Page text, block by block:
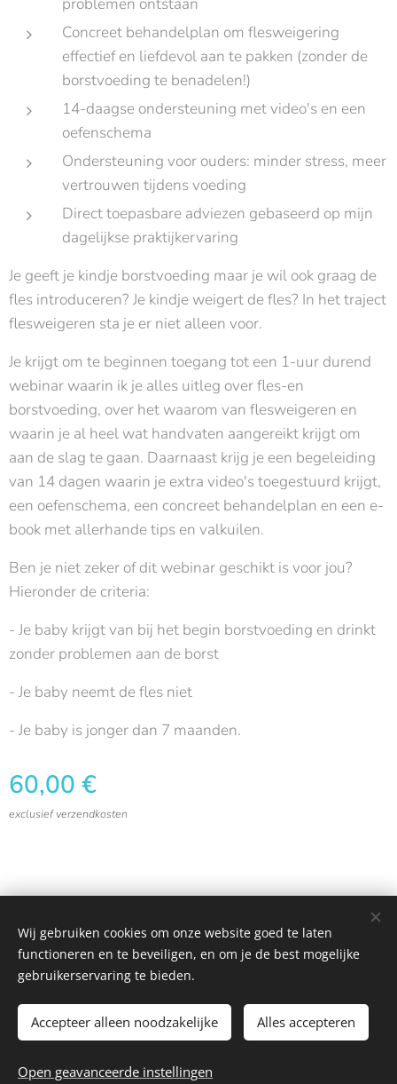
problemen ontstaan
Concreet behandelplan om flesweigering
effectief en liefdevol aan te pakken (zonder de
borstvoeding te benadelen!)
14-daagse ondersteuning met video's en een
oefenschema
Ondersteuning voor ouders: minder stress, meer
vertrouwen tijdens voeding
Direct toepasbare adviezen gebaseerd op mijn
dagelijkse praktijkervaring
Je geeft je kindje borstvoeding maar je wil ook graag de
fles introduceren? Je kindje weigert de fles? In het traject
flesweigeren sta je er niet alleen voor.
Je krijgt om te beginnen toegang tot een 1-uur durend
webinar waarin ik je alles uitleg over fles-en
borstvoeding, over het waarom van flesweigeren en
waarin je al heel wat handvaten aangereikt krijgt om
aan de slag te gaan. Daarnaast krijg je een begeleiding
van 14 dagen waarin je extra video's toegestuurd krijgt,
een oefenschema, een concreet behandelplan en een e-
book met allerhande tips en valkuilen.
Ben je niet zeker of dit webinar geschikt is voor jou?
Hieronder de criteria:
- Je baby krijgt van bij het begin borstvoeding en drinkt
zonder problemen aan de borst
- Je baby neemt de fles niet
- Je baby is jonger dan 7 maanden.
60,00 €
exclusief verzendkosten
Toevoegen aan de winkelwagen
Logopediepraktijk Avelgem | Logopedie voor kinderen, jongeren en
volwassenen in ruime regio Avelgem, Oudenaarde, Kluisbergen,
Zwevegem, Bellegem, Kortrijk, Ronse, Vlaamse Ardennen
Mogelijk gemaakt door
Wij gebruiken cookies om onze website goed te laten
functioneren en te beveiligen, en om je de best mogelijke
gebruikerservaring te bieden.
Accepteer alleen noodzakelijke Alles accepteren
Open geavanceerde instellingen